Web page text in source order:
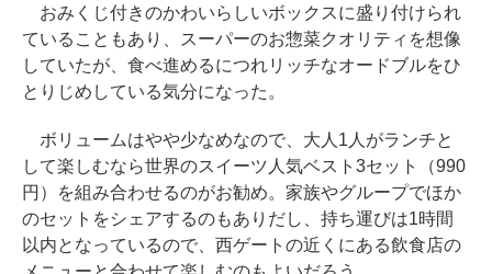
おみくじ付きのかわいらしいボックスに盛り付けられ
ていることもあり、スーパーのお惣菜クオリティを想像
していたが、食べ進めるにつれリッチなオードブルをひ
とりじめしている気分になった。
ボリュームはやや少なめなので、大人1人がランチと
して楽しむなら世界のスイーツ人気ベスト3セット（990
円）を組み合わせるのがお勧め。家族やグループでほか
のセットをシェアするのもありだし、持ち運びは1時間
以内となっているので、西ゲートの近くにある飲食店の